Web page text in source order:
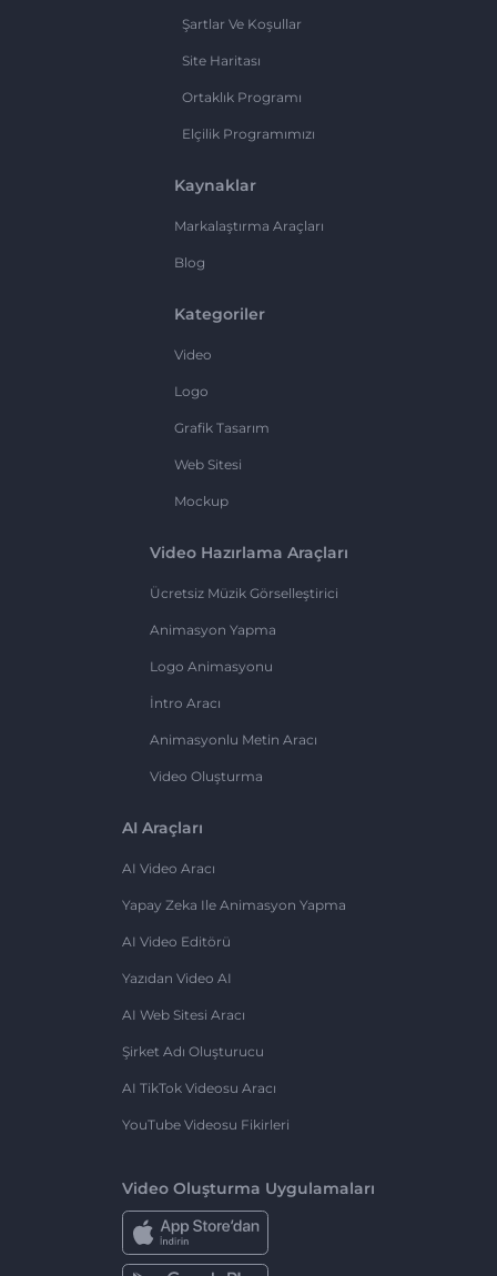
Şartlar Ve Koşullar
Site Haritası
Ortaklık Programı
Elçilik Programımızı
Kaynaklar
Markalaştırma Araçları
Blog
Kategoriler
Video
Logo
Grafik Tasarım
Web Sitesi
Mockup
Video Hazırlama Araçları
Ücretsiz Müzik Görselleştirici
Animasyon Yapma
Logo Animasyonu
İntro Aracı
Animasyonlu Metin Aracı
Video Oluşturma
AI Araçları
AI Video Aracı
Yapay Zeka Ile Animasyon Yapma
AI Video Editörü
Yazıdan Video AI
AI Web Sitesi Aracı
Şirket Adı Oluşturucu
AI TikTok Videosu Aracı
YouTube Videosu Fikirleri
Video Oluşturma Uygulamaları